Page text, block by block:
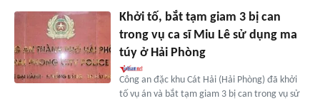
Khởi tố, bắt tạm giam 3 bị can
trong vụ ca sĩ Miu Lê sử dụng ma
túy ở Hải Phòng
Công an đặc khu Cát Hải (Hải Phòng) đã khởi
tố vụ án và bắt tạm giam 3 bị can trong vụ sử